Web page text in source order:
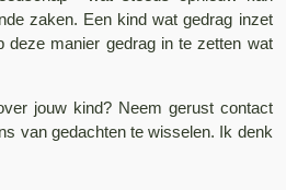
zaken. Een kind wat gedrag inzet
deze manier gedrag in te zetten wat
jouw kind? Neem gerust contact
van gedachten te wisselen. Ik denk